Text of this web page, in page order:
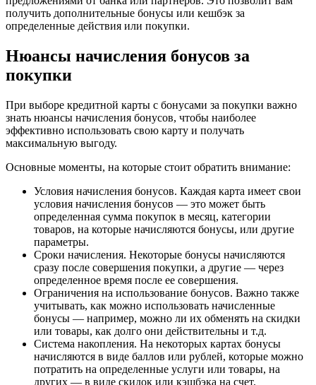
получить дополнительные бонусы или кешбэк за
определенные действия или покупки.
Нюансы начисления бонусов за
покупки
При выборе кредитной карты с бонусами за покупки важно
знать нюансы начисления бонусов, чтобы наиболее
эффективно использовать свою карту и получать
максимальную выгоду.
Основные моменты, на которые стоит обратить внимание:
Условия начисления бонусов. Каждая карта имеет свои
условия начисления бонусов — это может быть
определенная сумма покупок в месяц, категории
товаров, на которые начисляются бонусы, или другие
параметры.
Сроки начисления. Некоторые бонусы начисляются
сразу после совершения покупки, а другие — через
определенное время после ее совершения.
Ограничения на использование бонусов. Важно также
учитывать, как можно использовать начисленные
бонусы — например, можно ли их обменять на скидки
или товары, как долго они действительны и т.д.
Система накопления. На некоторых картах бонусы
начисляются в виде баллов или рублей, которые можно
потратить на определенные услуги или товары, на
других — в виде скидок или кэшбэка на счет.